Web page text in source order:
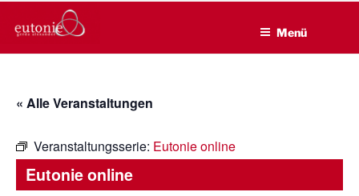
Inhalt
EUTONIE.DE
Lebensbalance durch körperliche Selbsterfahrung
Menü
« Alle Veranstaltungen
Veranstaltungsserie: Eutonie online
Eutonie online